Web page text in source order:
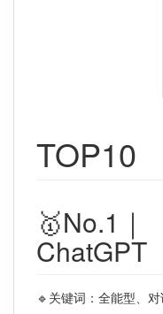
TOP10
🥇No.1｜
ChatGPT
🔹关键词：全能型、